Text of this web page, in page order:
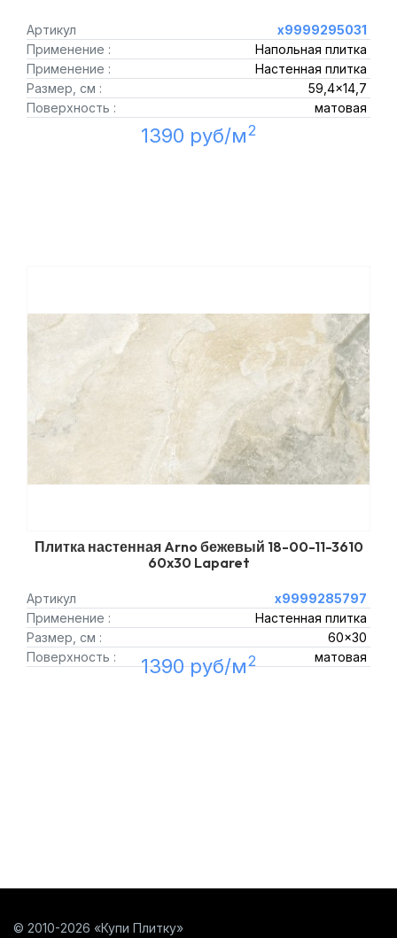
Артикул
х9999295031
Применение :
Напольная плитка
Применение :
Настенная плитка
Размер, см :
59,4x14,7
Поверхность :
матовая
1390 руб/м2
Плитка настенная Arno бежевый 18-00-11-3610
60x30 Laparet
Артикул
х9999285797
Применение :
Настенная плитка
Размер, см :
60x30
Поверхность :
матовая
1390 руб/м2
© 2010-2026 «Купи Плитку»